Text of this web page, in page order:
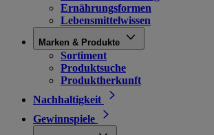
Ernährungsformen
Lebensmittelwissen
Marken & Produkte
Sortiment
Produktsuche
Produktherkunft
Nachhaltigkeit
Gewinnspiele